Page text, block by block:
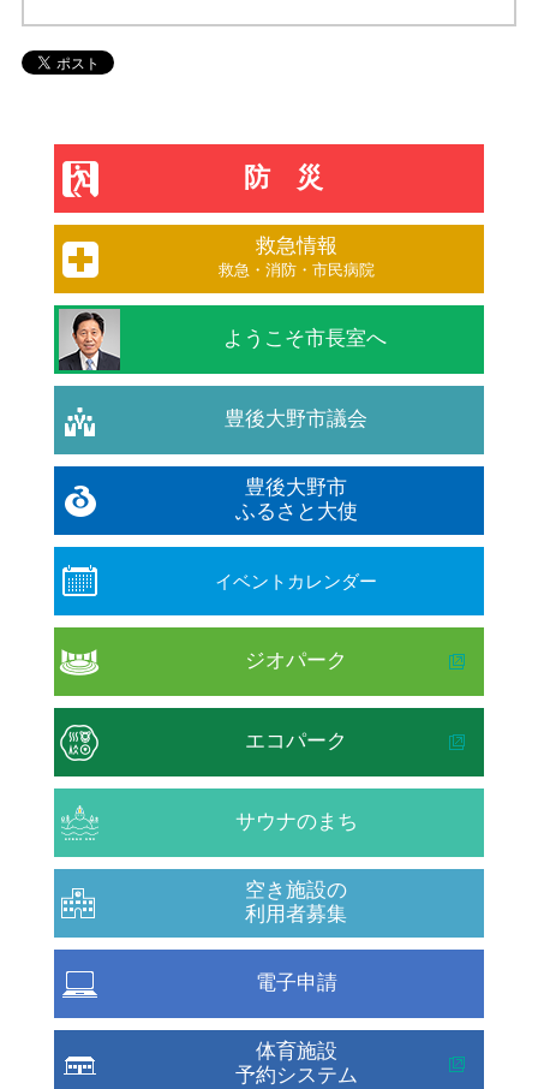
防災
救急情報
救急・消防・市民病院
ようこそ市長室へ
豊後大野市議会
豊後大野市
ふるさと大使
イベントカレンダー
ジオパーク
エコパーク
サウナのまち
空き施設の
利用者募集
電子申請
体育施設
予約システム